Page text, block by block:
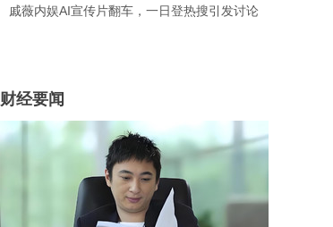
戚薇内娱AI宣传片翻车，一日登热搜引发讨论
财经要闻